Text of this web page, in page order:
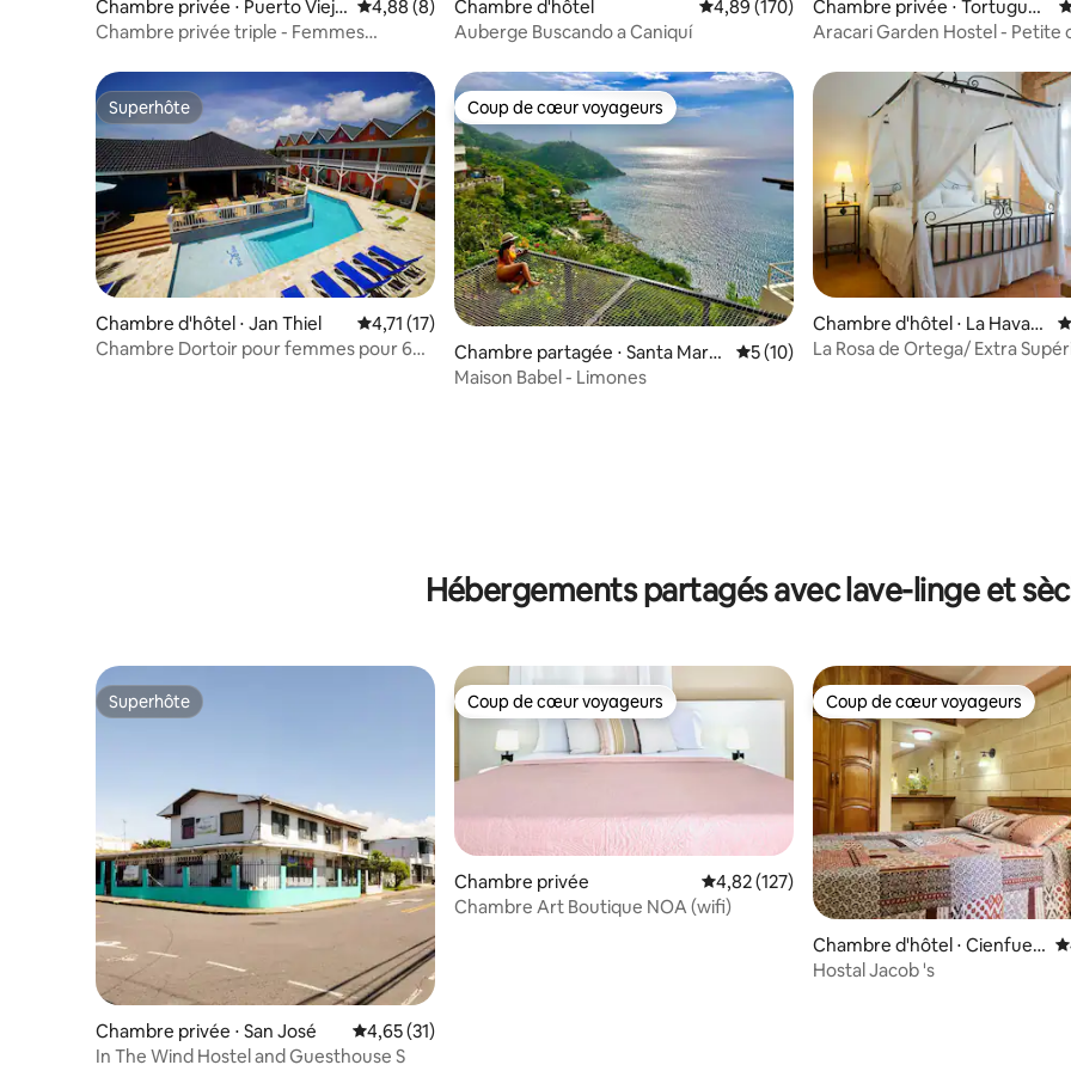
Chambre privée ⋅ Puerto Viejo
de Talamanca
Évaluation moyenne sur la base de 8 commentaires : 4,88 sur 5
4,88 (8)
Chambre privée triple - Femmes
Chambre d'hôtel Évaluation moyenne sur la base de 170
4,89 (170)
Auberge Buscando a Caniquí
Chambre privée ⋅ Tortuguer
o
Aracari Garden Hostel - Petite
Superhôte
Superhôte
Chambre d'hôtel ⋅ Jan Thiel Évaluation moyenne sur la base de 17 commentaires : 4,71 sur 5
4,71 (17)
Chambre Dortoir pour femmes pour 6
Coup de cœur voyageurs
Coup de cœur voyageurs
Chambre partagée ⋅ Santa Marta
(Distrito Turístico Cultural E Histó
Évaluation moyenne sur la base de 10
5 (10)
Maison Babel - Limones
Chambre d'hôtel ⋅ La Havan
e
La Rosa de Ortega/ Extra
Hébergements partagés avec lave-linge et
Superhôte
Superhôte
Chambre privée ⋅ San José Évaluation moyenne sur la base de 31 commentaires : 4,65 sur 5
4,65 (31)
In The Wind Hostel and Guesthouse S
Coup de cœur voyageurs
Coup de cœur voyageurs
Chambre privée Évaluation moyenne sur la base de 127
4,82 (127)
Chambre Art Boutique NOA (wifi)
Coup de cœur voyageurs
Coup de cœur voyageurs
Chambre d'hôtel ⋅ Cienfueg
os
Hostal Jacob 's